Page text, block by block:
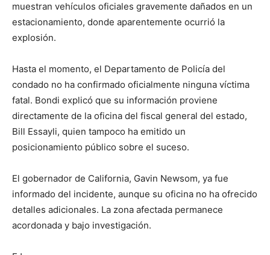
muestran vehículos oficiales gravemente dañados en un
estacionamiento, donde aparentemente ocurrió la
explosión.
Hasta el momento, el Departamento de Policía del
condado no ha confirmado oficialmente ninguna víctima
fatal. Bondi explicó que su información proviene
directamente de la oficina del fiscal general del estado,
Bill Essayli, quien tampoco ha emitido un
posicionamiento público sobre el suceso.
El gobernador de California, Gavin Newsom, ya fue
informado del incidente, aunque su oficina no ha ofrecido
detalles adicionales. La zona afectada permanece
acordonada y bajo investigación.